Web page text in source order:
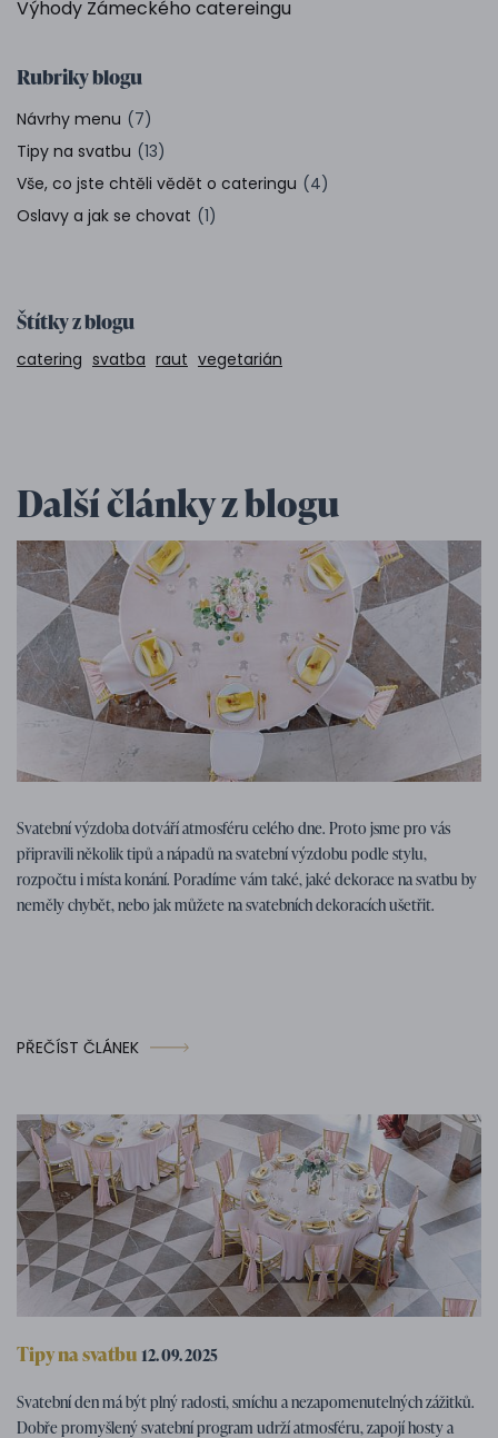
Výhody Zámeckého catereingu
Rubriky blogu
Návrhy menu (7)
Tipy na svatbu (13)
Vše, co jste chtěli vědět o cateringu (4)
Oslavy a jak se chovat (1)
Štítky z blogu
catering svatba raut vegetarián
Další články z blogu
Tipy na svatbu 07. 01. 2026
Tipy, nápady a inspirace na svatební
výzdobu
Svatební výzdoba dotváří atmosféru celého dne. Proto jsme pro vás
připravili několik tipů a nápadů na svatební výzdobu podle stylu,
rozpočtu i místa konání. Poradíme vám také, jaké dekorace na svatbu by
neměly chybět, nebo jak můžete na svatebních dekoracích ušetřit.
PŘEČÍST ČLÁNEK
Tipy na svatbu 12. 09. 2025
Svatební program – tipy na zábavné
svatební aktivity
Svatební den má být plný radosti, smíchu a nezapomenutelných zážitků.
Dobře promyšlený svatební program udrží atmosféru, zapojí hosty a